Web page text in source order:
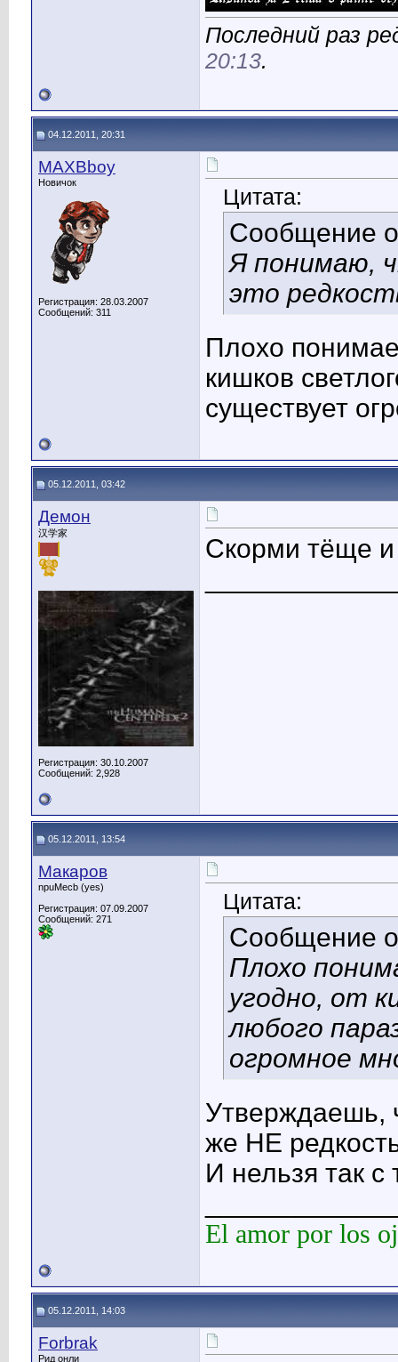
Последний раз
20:13.
04.12.2011, 20:31
MAXBboy
Новичок
Регистрация: 28.03.2007
Сообщений: 311
Цитата:
Сообщение
Я понимаю,
это
Плохо
кишков
существует
05.12.2011, 03:42
Демон
汉学家
Регистрация: 30.10.2007
Сообщений: 2,928
Скорми тёще
05.12.2011, 13:54
Макаров
npuMecb (yes)
Регистрация: 07.09.2007
Сообщений: 271
Цитата:
Сообщение
Плохо
угодно, от
любого
огромное
Утверждаешь,
же НЕ
И нельзя так с
El amor por los
05.12.2011, 14:03
Forbrak
Рид онли